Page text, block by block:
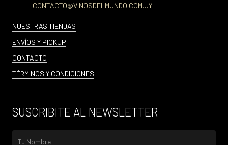
CONTACTO@VINOSDELMUNDO.COM.UY
NUESTRAS TIENDAS
ENVÍOS Y PICKUP
CONTACTO
TÉRMINOS Y CONDICIONES
SUSCRIBITE AL NEWSLETTER